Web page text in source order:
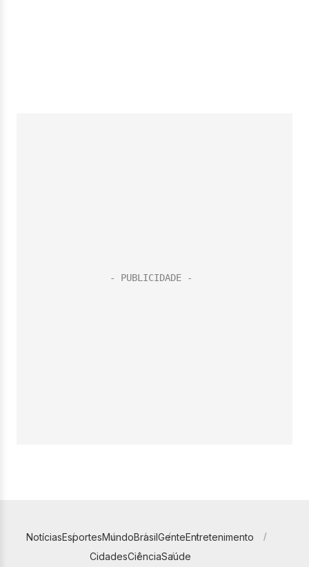
NotíciasEsportesMundoBrasilGenteEntretenimento
CidadesCiênciaSaúde